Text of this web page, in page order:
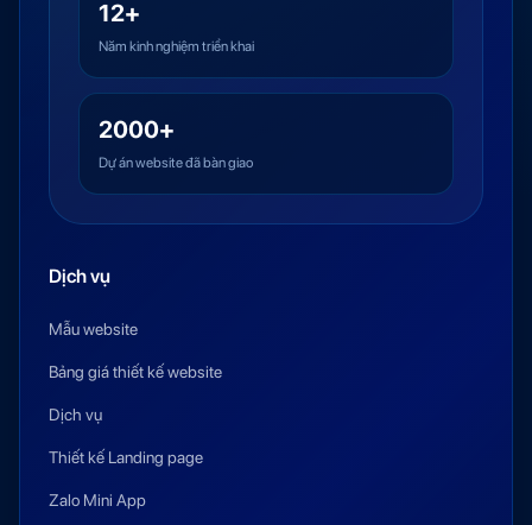
12+
Năm kinh nghiệm triển khai
2000+
Dự án website đã bàn giao
Dịch vụ
Mẫu website
Bảng giá thiết kế website
Dịch vụ
Thiết kế Landing page
Zalo Mini App